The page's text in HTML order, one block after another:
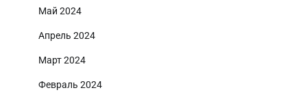
Май 2024
Апрель 2024
Март 2024
Февраль 2024